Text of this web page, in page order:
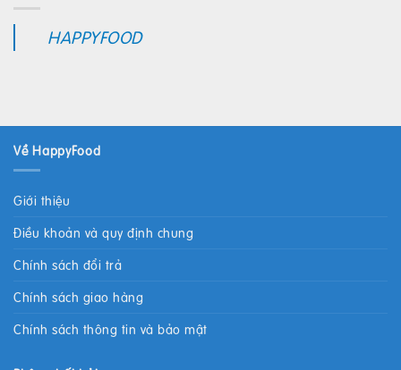
HAPPYFOOD
Về HappyFood
Giới thiệu
Điều khoản và quy định chung
Chính sách đổi trả
Chính sách giao hàng
Chính sách thông tin và bảo mật